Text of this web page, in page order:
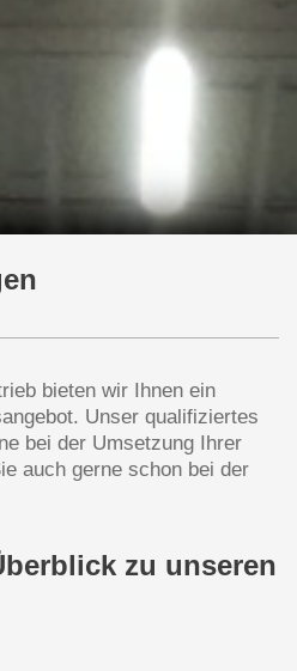
bieten wir Ihnen ein
Unser qualifiziertes
bei der Umsetzung Ihrer
auch gerne schon bei der
zu unseren